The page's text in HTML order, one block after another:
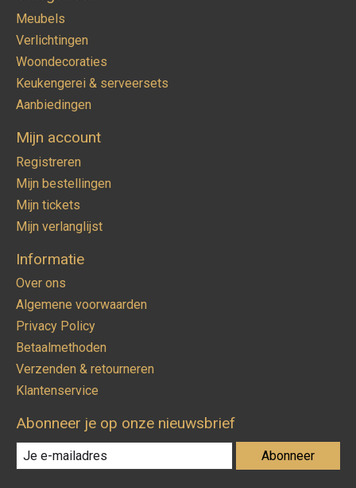
Meubels
Verlichtingen
Woondecoraties
Keukengerei & serveersets
Aanbiedingen
Mijn account
Registreren
Mijn bestellingen
Mijn tickets
Mijn verlanglijst
Informatie
Over ons
Algemene voorwaarden
Privacy Policy
Betaalmethoden
Verzenden & retourneren
Klantenservice
Abonneer je op onze nieuwsbrief
Abonneer